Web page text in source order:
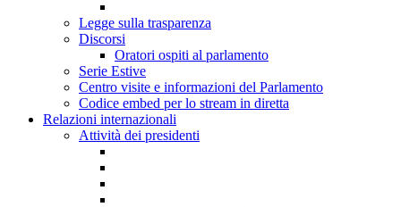
Legge sulla trasparenza
Discorsi
Oratori ospiti al parlamento
Serie Estive
Centro visite e informazioni del Parlamento
Codice embed per lo stream in diretta
Relazioni internazionali
Attività dei presidenti